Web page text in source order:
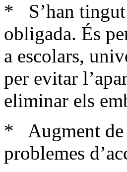
* S’han tingut
obligada. És
a escolars,
per evitar
eliminar els
* Augment de
problemes